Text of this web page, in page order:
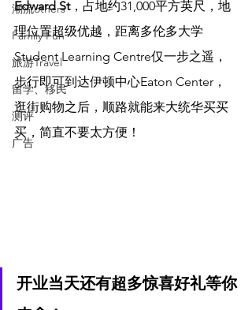
潮流others
Family Fun
旅游Travel
留学、移民
测评
广告
Edward St，占地约31,000平方英尺，地
理位置超级优越，距离多伦多大学
Student Learning Centre仅一步之遥，
步行即可到达伊顿中心Eaton Center，
逛街购物之后，顺路就能来大统华买买
买，简直不要太方便！
开业当天还有超多惊喜好礼等你